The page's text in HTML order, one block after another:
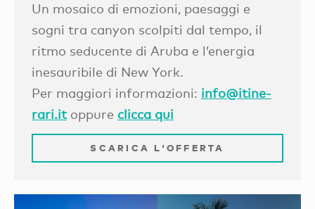
Un mosaico di emozioni, paesaggi e
sogni tra canyon scolpiti dal tempo, il
ritmo seducente di Aruba e l’energia
inesauribile di New York.
Per maggiori informazioni: info@itine-
rari.itoppure clicca qui
SCARICA L'OFFERTA